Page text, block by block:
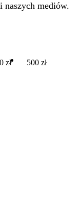
mediów.
zł 500 zł